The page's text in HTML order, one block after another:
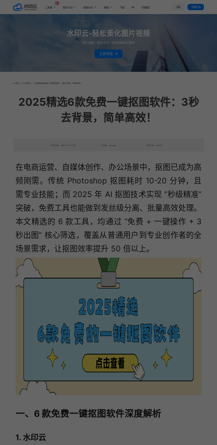
工具集
AI
图片水印 视频水印 教程 下载 VIP 代理推广 登录 下载客户端
水印云-轻松美化图片视频
图片视频一键去水印，手机电脑均可使用
立即体验
首页 > 行业资讯 > 2025精选6款免费一键抠图软件：3秒去背景，简单高效！
2025精选6款免费一键抠图软件：3秒
去背景，简单高效！
发布日期：2025-12-09 11:30 发表者：qianqian 浏览次数：3491次
在电商运营、自媒体创作、办公场景中，抠图已成为高
频刚需。传统 Photoshop 抠图耗时 10-20 分钟，且
需专业技能；而 2025 年 AI 抠图技术实现 “秒级精准”
突破，免费工具也能做到发丝级分离、批量高效处理。
本文精选的 6 款工具，均通过 “免费 + 一键操作 + 3
秒出图” 核心筛选，覆盖从普通用户到专业创作者的全
场景需求，让抠图效率提升 50 倍以上。
一、6 款免费一键抠图软件深度解析
1. 水印云